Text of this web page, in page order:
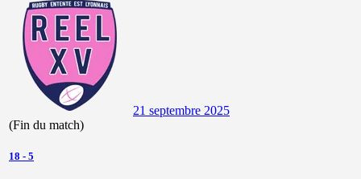
21 septembre 2025
(Fin du match)
18 - 5